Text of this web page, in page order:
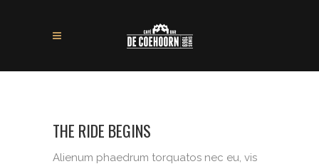
THE RIDE BEGINS
Alienum phaedrum torquatos nec eu, vis